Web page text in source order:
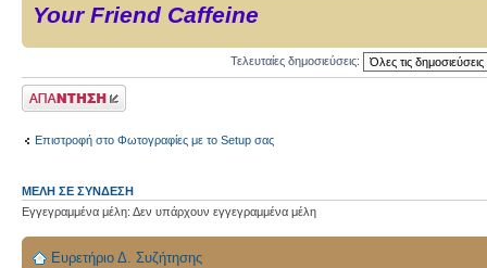
Your Friend Caffeine
Τελευταίες δημοσιεύσεις:
Δημιουργία
απάντησης
Επιστροφή στο Φωτογραφίες με το Setup σας
ΜΈΛΗ ΣΕ ΣΎΝΔΕΣΗ
Εγγεγραμμένα μέλη: Δεν υπάρχουν εγγεγραμμένα μέλη
Ευρετήριο Δ. Συζήτησης